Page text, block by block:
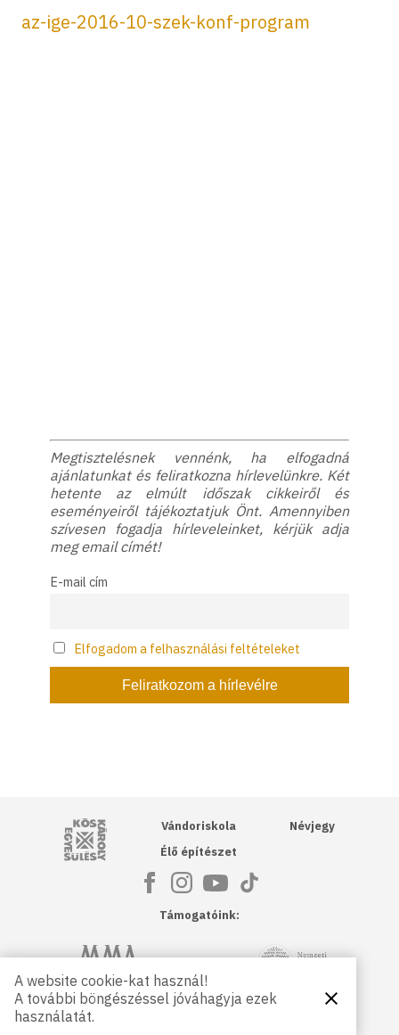
az-ige-2016-10-szek-konf-program
Megtisztelésnek vennénk, ha elfogadná
ajánlatunkat és feliratkozna hírlevelünkre. Két
hetente az elmúlt időszak cikkeiről és
eseményeiről tájékoztatjuk Önt. Amennyiben
szívesen fogadja hírleveleinket, kérjük adja
meg email címét!
E-mail cím
Elfogadom a felhasználási feltételeket
Kós Károly Egyesülés
Vándoriskola
Élő építészet
Névjegy
Támogatóink:
Magyar Művészeti Akadémia NKA
Petőfi Kulturális Ügynökség
A website cookie-kat használ!
A további böngészéssel jóváhagyja ezek
használatát.
Bezárás